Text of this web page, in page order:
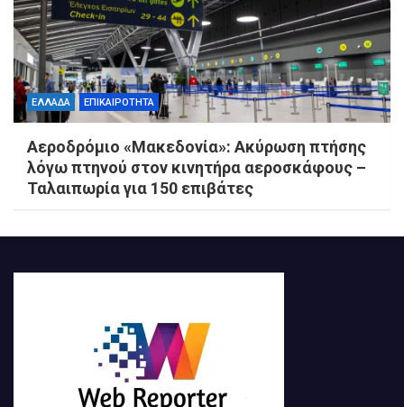
ΕΛΛΑΔΑ ΕΠΙΚΑΙΡΟΤΗΤΑ
Αεροδρόμιο «Μακεδονία»: Ακύρωση πτήσης
λόγω πτηνού στον κινητήρα αεροσκάφους –
Ταλαιπωρία για 150 επιβάτες